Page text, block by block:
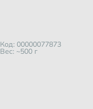
Код: 00000077873
Вес: ~500 г